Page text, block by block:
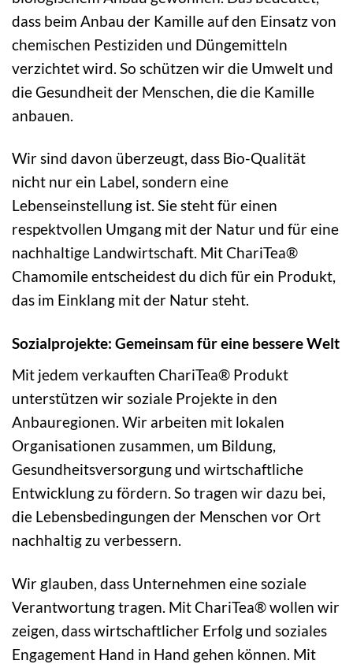
dass beim Anbau der Kamille auf den Einsatz von
chemischen Pestiziden und Düngemitteln
verzichtet wird. So schützen wir die Umwelt und
die Gesundheit der Menschen, die die Kamille
anbauen.
Wir sind davon überzeugt, dass Bio-Qualität
nicht nur ein Label, sondern eine
Lebenseinstellung ist. Sie steht für einen
respektvollen Umgang mit der Natur und für eine
nachhaltige Landwirtschaft. Mit ChariTea®
Chamomile entscheidest du dich für ein Produkt,
das im Einklang mit der Natur steht.
Sozialprojekte: Gemeinsam für eine bessere Welt
Mit jedem verkauften ChariTea® Produkt
unterstützen wir soziale Projekte in den
Anbauregionen. Wir arbeiten mit lokalen
Organisationen zusammen, um Bildung,
Gesundheitsversorgung und wirtschaftliche
Entwicklung zu fördern. So tragen wir dazu bei,
die Lebensbedingungen der Menschen vor Ort
nachhaltig zu verbessern.
Wir glauben, dass Unternehmen eine soziale
Verantwortung tragen. Mit ChariTea® wollen wir
zeigen, dass wirtschaftlicher Erfolg und soziales
Engagement Hand in Hand gehen können. Mit